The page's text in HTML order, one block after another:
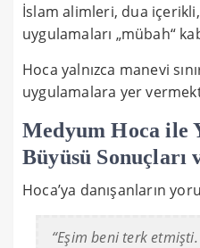
İslam alimleri, dua
uygulamaları „mübah“
Hoca yalnızca manevi
uygulamalara yer
Medyum Hoca ile
Büyüsü Sonuçları
Hoca’ya danışanların
“Eşim beni terk